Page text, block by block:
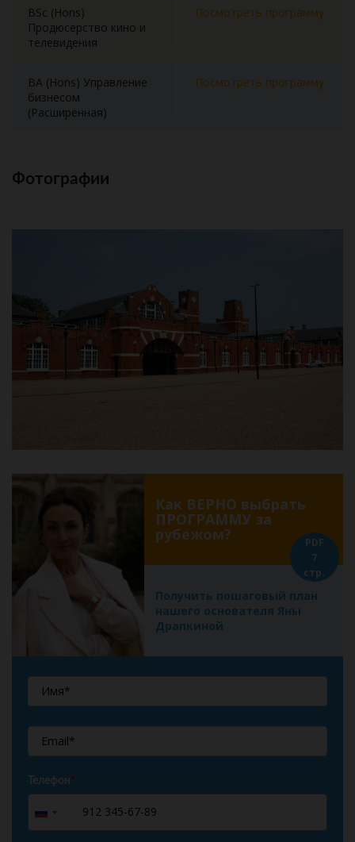
BSc (Hons)
Продюсерство кино и
телевидения
Посмотреть программу
BA (Hons) Управление
бизнесом
(Расширенная)
Посмотреть программу
Фотографии
Как ВЕРНО выбрать
ПРОГРАММУ за
рубежом?
Получить пошаговый план
нашего основателя Яны
Драпкиной
PDF
7
стр.
Телефон*
Russia
+7